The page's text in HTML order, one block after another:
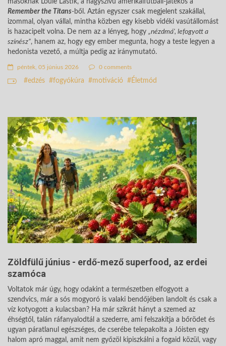
másoknak Louie Lastik, a nagyszívű amerikaifutball-játékos a
Remember the Titans-ből. Aztán egyszer csak megjelent szakállal,
izommal, olyan vállal, mintha közben egy kisebb vidéki vasútállomást
is hazacipelt volna. De nem az a lényeg, hogy „nézdmá', lefogyott a
színész”, hanem az, hogy egy ember megunta, hogy a teste legyen a
hedonista vezető, a múltja pedig az iránymutató.
péntek, 05 június 2026 0 comments
edzés fogyókúra motiváció Életmód
Zöldfülű június - erdő-mező superfood, az erdei
szamóca
Voltatok már úgy, hogy odakint a természetben elfogyott a
szendvics, már a sós mogyoró is valaki bendőjében landolt és csak a
víz kotyogott a kulacsban? Ha már szikrát hányt a szemed az
éhségtől, talán ráfanyalodtál a szederre, ami felszakítja a bőrödet és
ugyan páratlanul egészséges, de cserébe telepakolta a Jóisten egy
halom apró maggal, amit nem győzöl kipiszkálni a fogaid közül, vagy